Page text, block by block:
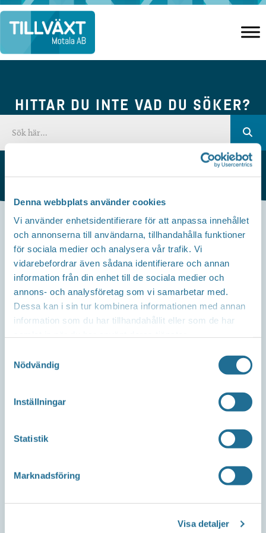
Denna webbplats använder cookies
Vi använder enhetsidentifierare för att anpassa innehållet
och annonserna till användarna, tillhandahålla funktioner
för sociala medier och analysera vår trafik. Vi
vidarebefordrar även sådana identifierare och annan
information från din enhet till de sociala medier och
annons- och analysföretag som vi samarbetar med.
Dessa kan i sin tur kombinera informationen med annan
information som du har tillhandahållit eller som de har
Nödvändig
Inställningar
Statistik
Marknadsföring
Visa detaljer
Hoppa
till
innehåll
HITTAR DU INTE VAD DU SÖKER?
Kontakta oss
Besöksadress
Repslagaregatan 13C
591 30 Motala